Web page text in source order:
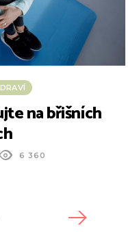
na břišních
6 360